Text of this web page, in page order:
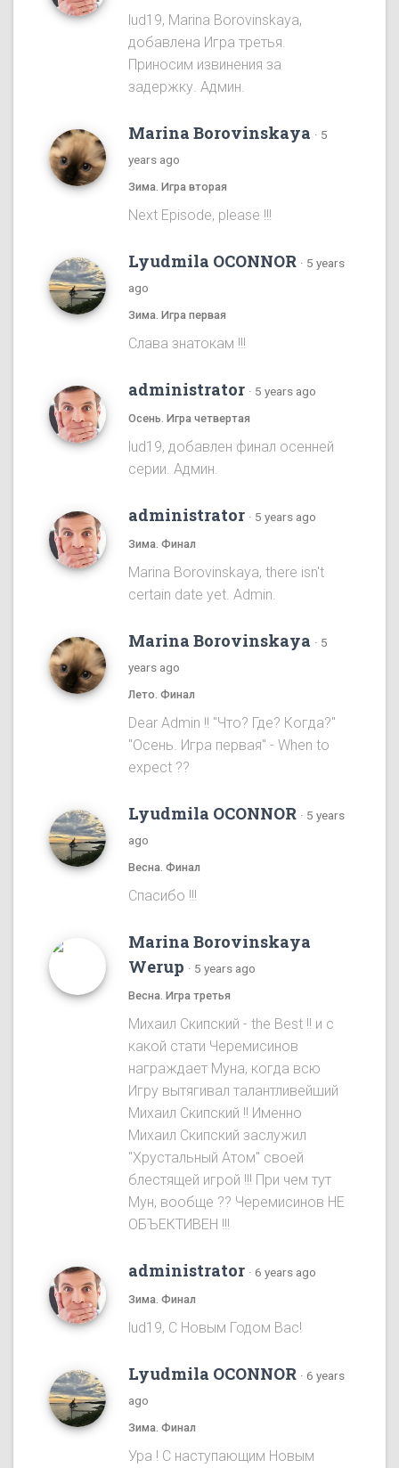
lud19, Marina Borovinskaya,
добавлена Игра третья.
Приносим извинения за
задержку. Админ.
Marina Borovinskaya · 5
years ago
Зима. Игра вторая
Next Episode, please !!!
Lyudmila OCONNOR · 5 years
ago
Зима. Игра первая
Cлава знатокам !!!
administrator · 5 years ago
Осень. Игра четвертая
lud19, добавлен финал осенней
серии. Админ.
administrator · 5 years ago
Зима. Финал
Marina Borovinskaya, there isn't
certain date yet. Admin.
Marina Borovinskaya · 5
years ago
Лето. Финал
Dear Admin !! "Что? Где? Когда?"
"Осень. Игра первая" - When to
expect ??
Lyudmila OCONNOR · 5 years
ago
Весна. Финал
Спасибо !!!
Marina Borovinskaya
Werup · 5 years ago
Весна. Игра третья
Михаил Скипский - the Best !! и с
какой стати Черемисинов
награждает Муна, когда всю
Игру вытягивал талантливейший
Михаил Скипский !! Именно
Михаил Скипский заслужил
"Хрустальный Атом" своей
блестящей игрой !!! При чем тут
Мун, вообще ?? Черемисинoв НЕ
ОБЪЕКТИВЕН !!!
administrator · 6 years ago
Зима. Финал
lud19, С Новым Годом Вас!
Lyudmila OCONNOR · 6 years
ago
Зима. Финал
Ура ! С наступающим Новым